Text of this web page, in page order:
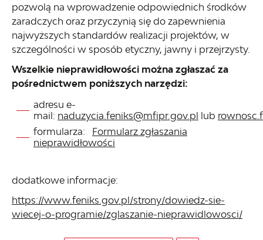
pozwolą na wprowadzenie odpowiednich środków
zaradczych oraz przyczynią się do zapewnienia
najwyższych standardów realizacji projektów, w
szczególności w sposób etyczny, jawny i przejrzysty.
Wszelkie nieprawidłowości można zgłaszać za
pośrednictwem poniższych narzędzi:
adresu e-
mail: naduzycia.feniks@mfipr.gov.pl lub
formularza: Formularz zgłaszania
nieprawidłowości
dodatkowe informacje:
https://www.feniks.gov.pl/strony/dowiedz-sie-
wiecej-o-programie/zglaszanie-nieprawidlowosci/